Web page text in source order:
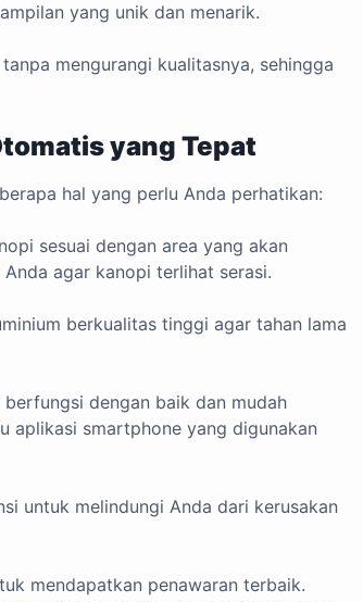
yang unik dan menarik.
mengurangi kualitasnya, sehingga
yang Tepat
hal yang perlu Anda perhatikan:
sesuai dengan area yang akan
agar kanopi terlihat serasi.
berkualitas tinggi agar tahan lama
dengan baik dan mudah
aplikasi smartphone yang digunakan
untuk melindungi Anda dari kerusakan
mendapatkan penawaran terbaik.